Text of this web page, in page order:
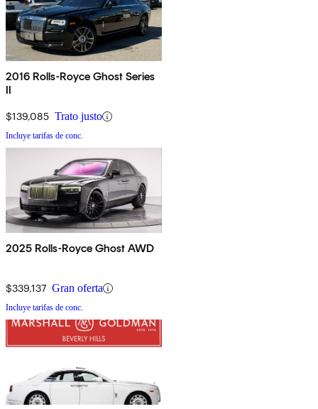
2016 Rolls-Royce Ghost Series
II
$139,085 Trato justo
Incluye tarifas de conc.
2025 Rolls-Royce Ghost AWD
$339,137 Gran oferta
Incluye tarifas de conc.